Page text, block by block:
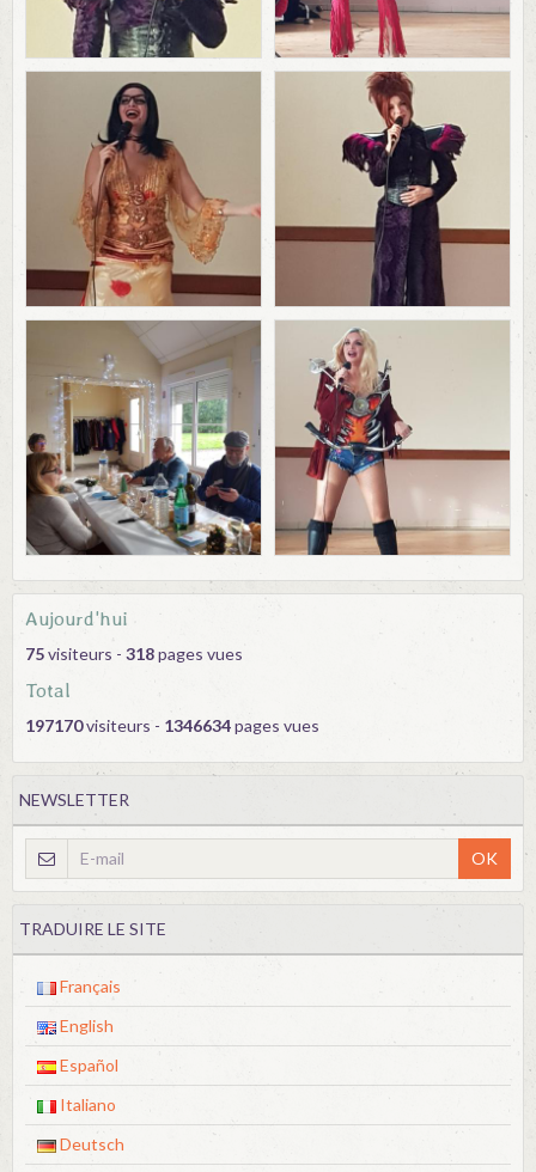
Aujourd'hui
75visiteurs - 318pages vues
Total
197170visiteurs - 1346634pages vues
NEWSLETTER
OK
TRADUIRE LE SITE
Français
English
Español
Italiano
Deutsch